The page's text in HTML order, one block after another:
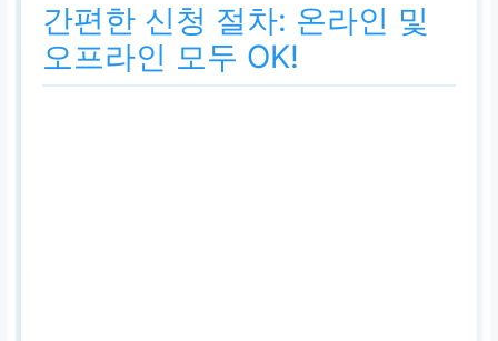
간편한 신청 절차: 온라인 및
오프라인 모두 OK!